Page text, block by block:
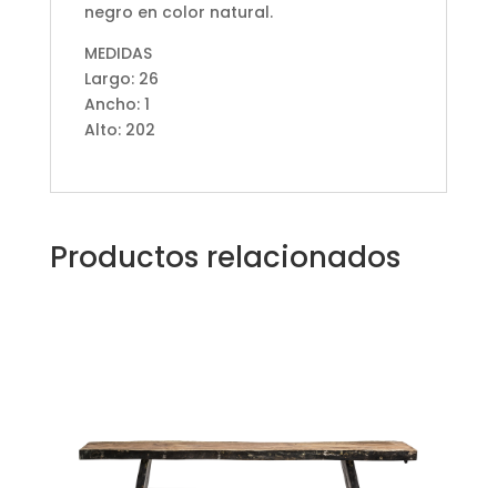
negro en color natural.
MEDIDAS
Largo: 26
Ancho: 1
Alto: 202
Productos relacionados